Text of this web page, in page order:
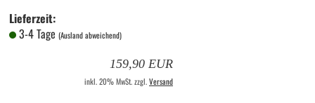
Passwort vergessen?
Lieferzeit:
3-4 Tage (Ausland abweichend)
159,90 EUR
inkl. 20% MwSt. zzgl.Versand